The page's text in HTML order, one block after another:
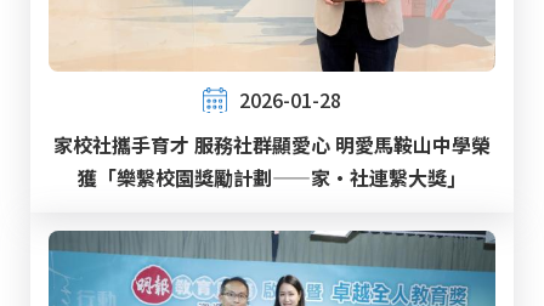
2026-01-28
家校社攜手育才 服務社群顯愛心 明愛馬鞍山中學榮
獲「樂繫校園獎勵計劃——家‧社連繫大獎」